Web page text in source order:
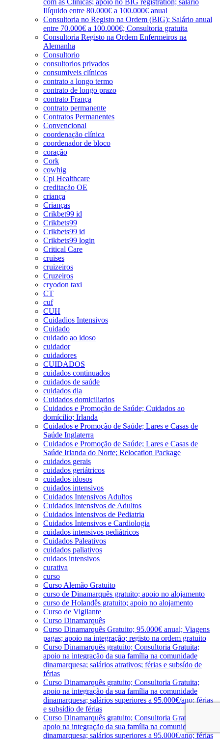
Ilíquido entre 80.000€ a 100.000€ anual
Consultoria no Registo na Ordem (BIG); Salário anual
entre 70.000€ a 100.000€; Consultoria gratuita
Consultoria Registo na Ordem Enfermeiros na
Alemanha
Consultorio
consultorios privados
consumiveis clínicos
contrato a longo termo
contrato de longo prazo
contrato França
contrato permanente
Contratos Permanentes
Convencional
coordenação clínica
coordenador de bloco
coração
Cork
cowhig
Cpl Healthcare
creditação OE
criança
Crianças
Crikbet99 id
Crikbets99
Crikbets99 id
Crikbets99 login
Critical Care
cruises
cruizeiros
Cruzeiros
cryodon taxi
CT
cuf
CUH
Cuidadios Intensivos
Cuidado
cuidado ao idoso
cuidador
cuidadores
CUIDADOS
cuidados continuados
cuidados de saúde
cuidados dia
Cuidados domiciliarios
Cuidados e Promoção de Saúde; Cuidados ao
domícilio; Irlanda
Cuidados e Promoção de Saúde; Lares e Casas de
Saúde Inglaterra
Cuidados e Promoção de Saúde; Lares e Casas de
Saúde Irlanda do Norte; Relocation Package
cuidados gerais
cuidados geriátricos
cuidados idosos
cuidados intensivos
Cuidados Intensivos Adultos
Cuidados Intensivos de Adultos
Cuidados Intensivos de Pediatria
Cuidados Intensivos e Cardiologia
cuidados intensivos pediátricos
Cuidados Paleativos
cuidados paliativos
cuidaos intensivos
curativa
curso
Curso Alemão Gratuito
curso de Dinamarquês gratuito; apoio no alojamento
curso de Holandês gratuito; apoio no alojamento
Curso de Vigilante
Curso Dinamarquês
Curso Dinamarquês Gratuito; 95.000€ anual; Viagens
pagas; apoio na integração; registo na ordem gratuito
Curso Dinamarquês gratuito; Consultoria Gratuita;
apoio na integração da sua família na comunidade
dinamarquesa; salários atrativos; férias e subsído de
férias
Curso Dinamarquês gratuito; Consultoria Gratuita;
apoio na integração da sua família na comunidade
dinamarquesa; salários superiores a 95.000€/ano; férias
e subsídio de férias
Curso Dinamarquês gratuito; Consultoria Gratuita;
apoio na integração da sua família na comunidade
dinamarquesa; salários superiores a 95.000€/ano; férias